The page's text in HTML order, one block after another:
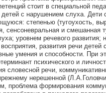
стоит в специальной
детей с нарушением слуха.
степенью (тугоухость,
сенсоневральная и смешанная
уровнем речевого
развития речи
умения и способности. При
психического и
словесной речи,
нерешенной
проблема формирования